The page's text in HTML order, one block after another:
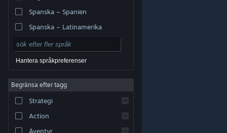
varumärken tillhör respektive ägare i USA och andra
Tillgänglighet
Återbetalningar|
Spanska – Spanien
Spanska – Latinamerika
Hantera språkpreferenser
Begränsa efter tagg
Strategi
Action
Äventyr